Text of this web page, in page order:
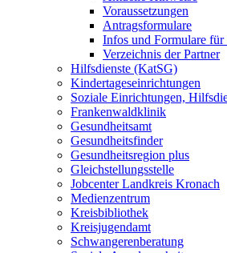
Voraussetzungen
Antragsformulare
Infos und Formulare für
Verzeichnis der Partner
Hilfsdienste (KatSG)
Kindertageseinrichtungen
Soziale Einrichtungen,
Frankenwaldklinik
Gesundheitsamt
Gesundheitsfinder
Gesundheitsregion plus
Gleichstellungsstelle
Jobcenter Landkreis Kronach
Medienzentrum
Kreisbibliothek
Kreisjugendamt
Schwangerenberatung